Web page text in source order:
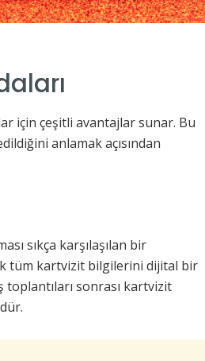
için çeşitli avantajlar sunar. Bu
anlamak açısından
sıkça karşılaşılan bir
tüm kartvizit bilgilerini dijital bir
sonrası kartvizit